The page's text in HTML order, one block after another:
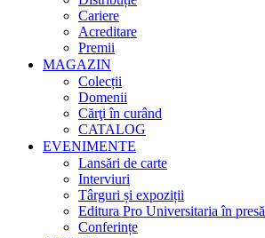
Cariere
Acreditare
Premii
MAGAZIN
Colecții
Domenii
Cărţi în curând
CATALOG
EVENIMENTE
Lansări de carte
Interviuri
Târguri și expoziții
Editura Pro Universitaria în presă
Conferințe